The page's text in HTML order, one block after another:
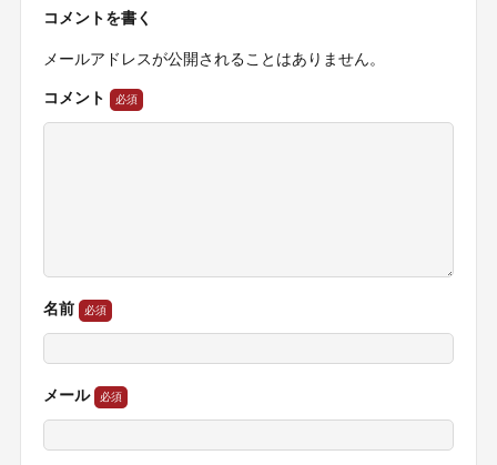
コメントを書く
メールアドレスが公開されることはありません。
コメント
名前
メール